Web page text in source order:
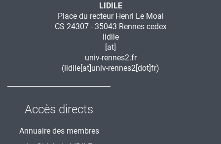
LIDILE
Place du recteur Henri Le Moal
CS 24307 - 35043 Rennes cedex
lidile
[at]
univ-rennes2.fr
(lidile[at]univ-rennes2[dot]fr)
Accès directs
Annuaire des membres